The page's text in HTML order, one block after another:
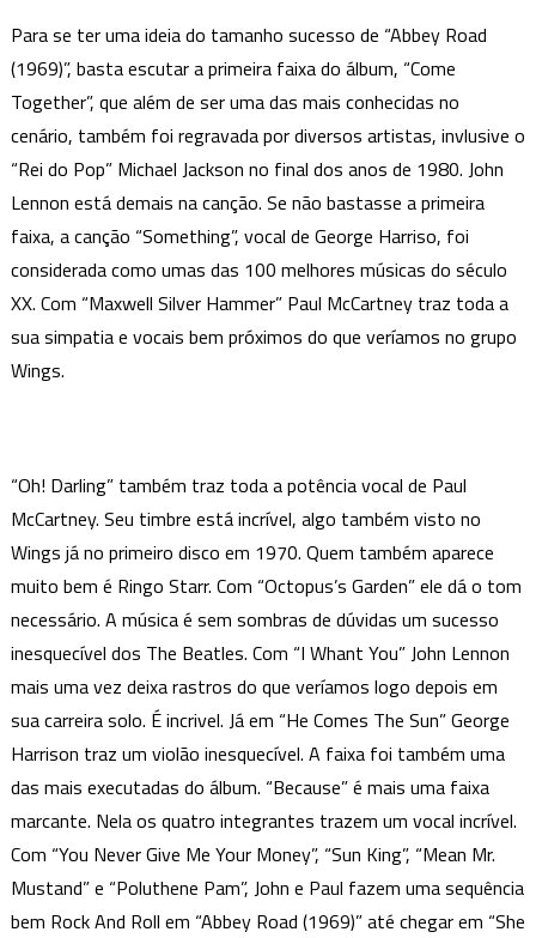
Para se ter uma ideia do tamanho sucesso de “Abbey Road
(1969)”, basta escutar a primeira faixa do álbum, “Come
Together”, que além de ser uma das mais conhecidas no
cenário, também foi regravada por diversos artistas, invlusive o
“Rei do Pop” Michael Jackson no final dos anos de 1980. John
Lennon está demais na canção. Se não bastasse a primeira
faixa, a canção “Something”, vocal de George Harriso, foi
considerada como umas das 100 melhores músicas do século
XX. Com “Maxwell Silver Hammer” Paul McCartney traz toda a
sua simpatia e vocais bem próximos do que veríamos no grupo
Wings.
“Oh! Darling” também traz toda a potência vocal de Paul
McCartney. Seu timbre está incrível, algo também visto no
Wings já no primeiro disco em 1970. Quem também aparece
muito bem é Ringo Starr. Com “Octopus’s Garden” ele dá o tom
necessário. A música é sem sombras de dúvidas um sucesso
inesquecível dos The Beatles. Com “I Whant You” John Lennon
mais uma vez deixa rastros do que veríamos logo depois em
sua carreira solo. É incrivel. Já em “He Comes The Sun” George
Harrison traz um violão inesquecível. A faixa foi também uma
das mais executadas do álbum. “Because” é mais uma faixa
marcante. Nela os quatro integrantes trazem um vocal incrível.
Com “You Never Give Me Your Money”, “Sun King”, “Mean Mr.
Mustand” e “Poluthene Pam”, John e Paul fazem uma sequência
bem Rock And Roll em “Abbey Road (1969)” até chegar em “She